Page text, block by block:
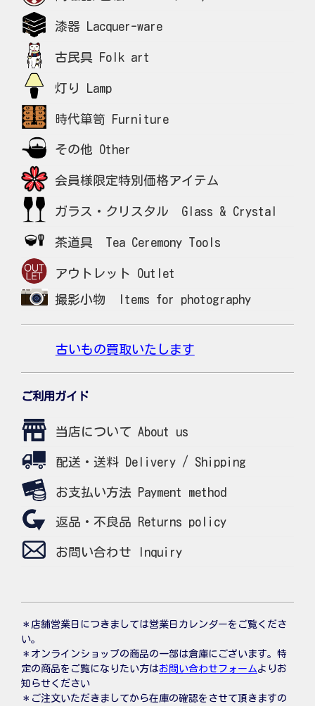
漆器 Lacquer-ware
古民具 Folk art
灯り Lamp
時代箪笥 Furniture
その他 Other
会員様限定特別価格アイテム
ガラス・クリスタル Glass & Crystal
茶道具 Tea Ceremony Tools
アウトレット Outlet
撮影小物 Items for photography
古いもの買取いたします
ご利用ガイド
当店について About us
配送・送料 Delivery / Shipping
お支払い方法 Payment method
返品・不良品 Returns policy
お問い合わせ Inquiry
＊店舗営業日につきましては営業日カレンダーをご覧くださ
い。
＊オンラインショップの商品の一部は倉庫にございます。特
定の商品をご覧になりたい方はお問い合わせフォームよりお
知らせください
＊ご注文いただきましてから在庫の確認をさせて頂きますの